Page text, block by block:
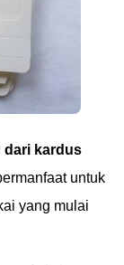
dari kardus
untuk
yang mulai